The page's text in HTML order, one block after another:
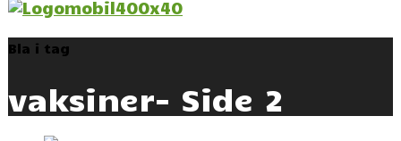
Bla i tag
vaksiner- Side 2